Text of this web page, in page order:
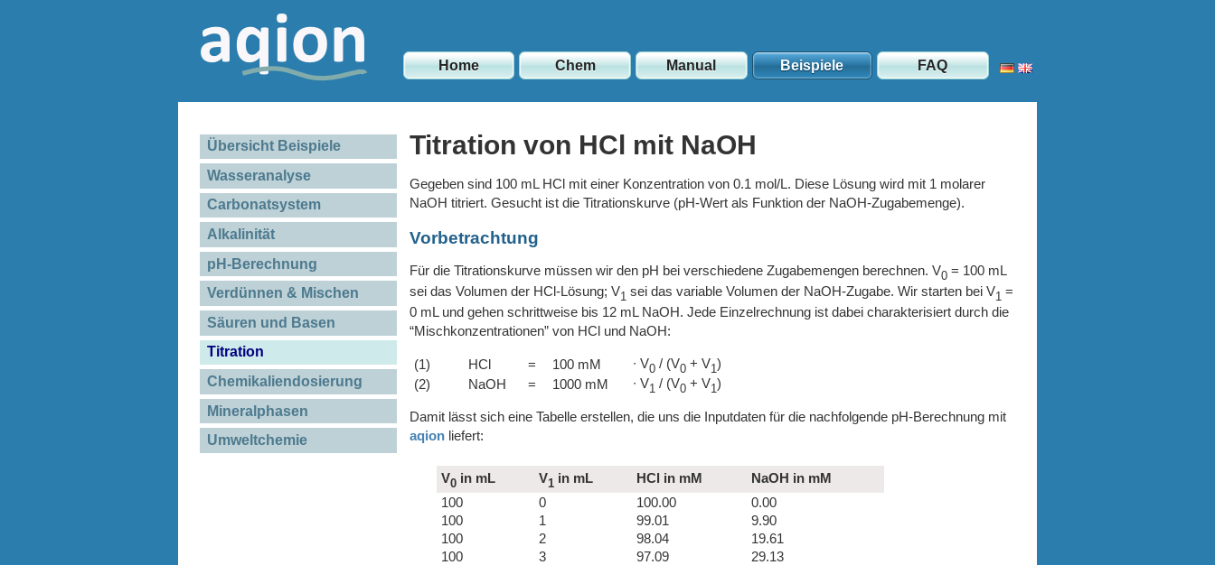
Home Chem Manual Beispiele FAQ
Übersicht Beispiele
Wasseranalyse
Carbonatsystem
Alkalinität
pH-Berechnung
Verdünnen & Mischen
Säuren und Basen
Titration
Chemikaliendosierung
Mineralphasen
Umweltchemie
Titration von HCl mit NaOH
Gegeben sind 100 mL HCl mit einer Konzentration von 0.1 mol/L. Diese Lösung wird mit 1 molarer
NaOH titriert. Gesucht ist die Titrationskurve (pH-Wert als Funktion der NaOH-Zugabemenge).
Vorbetrachtung
Für die Titrationskurve müssen wir den pH bei verschiedene Zugabemengen berechnen. V0= 100 mL
sei das Volumen der HCl-Lösung; V1 sei das variable Volumen der NaOH-Zugabe. Wir starten bei V1 =
0 mL und gehen schrittweise bis 12 mL NaOH. Jede Einzelrechnung ist dabei charakterisiert durch die
“Mischkonzentrationen” von HCl und NaOH:
(1) HCl = 100 mM ∙ V0/ (V0+ V1)
(2)
NaOH = 1000 mM ∙ V1 / (V0+ V1)
Damit lässt sich eine Tabelle erstellen, die uns die Inputdaten für die nachfolgende pH-Berechnung mit
aqionliefert:
V0in mL V1 in mL HCl in mM
NaOH in mM
100
0 100.00
0.00
100
1 99.01
9.90
100
2 98.04
19.61
100
3 97.09
29.13